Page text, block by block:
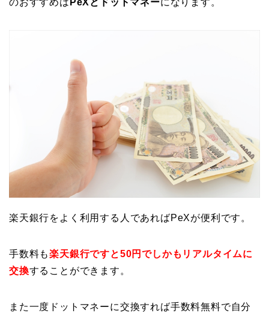
のおすすめは PeXとドットマネーになります。
楽天銀行をよく利用する人であればPeXが便利です。
手数料も楽天銀行ですと50円でしかもリアルタイムに
交換することができます。
また一度ドットマネーに交換すれば手数料無料で自分